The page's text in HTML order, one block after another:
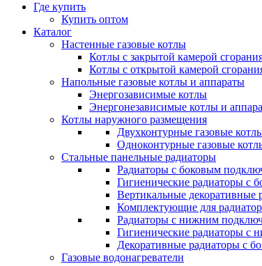
Где купить
Купить оптом
Каталог
Настенные газовые котлы
Котлы с закрытой камерой
Котлы с открытой камерой
Напольные газовые котлы и аппараты
Энергозависимые котлы
Энергонезависимые котлы и
Котлы наружного размещения
Двухконтурные газовые
Одноконтурные газовые
Стальные панельные радиаторы
Радиаторы c боковым
Гигиенические радиаторы c
Вертикальные декоративные
Комплектующие для
Радиаторы c нижним
Гигиенические радиаторы
Декоративные радиаторы с
Газовые водонагреватели